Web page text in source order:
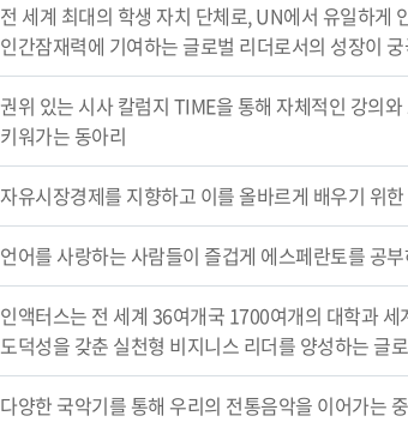
전 세계 최대의 학생 자치 단체로, UN에서 유일하게
인간잠재력에 기여하는 글로벌 리더로서의 성장이
권위 있는 시사 칼럼지 TIME을 통해 자체적인 강의
키워가는 동아리
자유시장경제를 지향하고 이를 올바르게 배우기 위
언어를 사랑하는 사람들이 즐겁게 에스페란토를 공
인액터스는 전 세계 36여개국 1700여개의 대학과
도덕성을 갖춘 실천형 비지니스 리더를 양성하는 글
다양한 국악기를 통해 우리의 전통음악을 이어가는